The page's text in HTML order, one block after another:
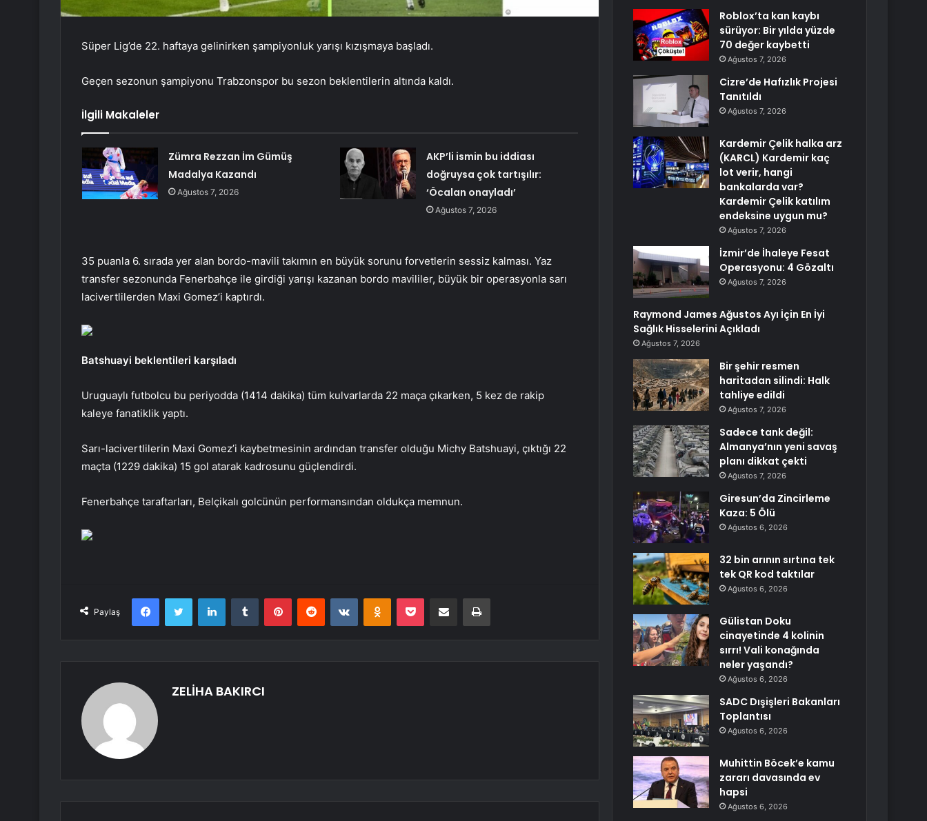
Süper Lig’de 22. haftaya gelinirken şampiyonluk yarışı kızışmaya başladı.
Geçen sezonun şampiyonu Trabzonspor bu sezon beklentilerin altında kaldı.
İlgili Makaleler
Zümra Rezzan İm Gümüş
Madalya Kazandı
Ağustos 7, 2026
AKP’li ismin bu iddiası
doğruysa çok tartışılır:
‘Öcalan onayladı’
Ağustos 7, 2026
35 puanla 6. sırada yer alan bordo-mavili takımın en büyük sorunu forvetlerin sessiz kalması. Yaz
transfer sezonunda Fenerbahçe ile girdiği yarışı kazanan bordo mavililer, büyük bir operasyonla sarı
lacivertlilerden Maxi Gomez’i kaptırdı.
Batshuayi beklentileri karşıladı
Uruguaylı futbolcu bu periyodda (1414 dakika) tüm kulvarlarda 22 maça çıkarken, 5 kez de rakip
kaleye fanatiklik yaptı.
Sarı-lacivertlilerin Maxi Gomez’i kaybetmesinin ardından transfer olduğu Michy Batshuayi, çıktığı 22
maçta (1229 dakika) 15 gol atarak kadrosunu güçlendirdi.
Fenerbahçe taraftarları, Belçikalı golcünün performansından oldukça memnun.
Paylaş
FacebookTwitter LinkedInTumblr PinterestReddit VKontakteOdnoklassniki
Pocket E-Posta ile paylaş Yazdır
ZELİHA BAKIRCI
Roblox’ta kan kaybı
sürüyor: Bir yılda yüzde
70 değer kaybetti
Ağustos 7, 2026
Cizre’de Hafızlık Projesi
Tanıtıldı
Ağustos 7, 2026
Kardemir Çelik halka arz
(KARCL) Kardemir kaç
lot verir, hangi
bankalarda var?
Kardemir Çelik katılım
endeksine uygun mu?
Ağustos 7, 2026
İzmir’de İhaleye Fesat
Operasyonu: 4 Gözaltı
Ağustos 7, 2026
Raymond James Ağustos Ayı İçin En İyi
Sağlık Hisselerini Açıkladı
Ağustos 7, 2026
Bir şehir resmen
haritadan silindi: Halk
tahliye edildi
Ağustos 7, 2026
Sadece tank değil:
Almanya’nın yeni savaş
planı dikkat çekti
Ağustos 7, 2026
Giresun’da Zincirleme
Kaza: 5 Ölü
Ağustos 6, 2026
32 bin arının sırtına tek
tek QR kod taktılar
Ağustos 6, 2026
Gülistan Doku
cinayetinde 4 kolinin
sırrı! Vali konağında
neler yaşandı?
Ağustos 6, 2026
SADC Dışişleri Bakanları
Toplantısı
Ağustos 6, 2026
Muhittin Böcek’e kamu
zararı davasında ev
hapsi
Ağustos 6, 2026